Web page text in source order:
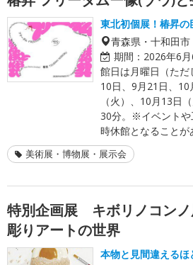
東北初個展！椿昇
青森県・十和田市
期間： 2026年6
館日は月曜日（た
10日、9月21日、
（火）、10月13日
30分。※イベントや
時休館となることが
美術展・博物展・展示会
特別企画展 キボリノコン
彫りアートの世界
本物と見間違える